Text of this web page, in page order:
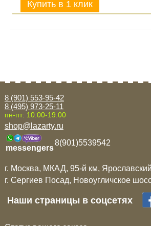
8 (901) 553-95-42
8 (495) 973-25-11
пн-пт: 10.00-19.00
shop@lazarty.ru
messengers
8(901)5539542
г. Москва, МКАД, 95-й км,
г. Сергиев Посад, Новоугличское
Наши страницы в соцсетях